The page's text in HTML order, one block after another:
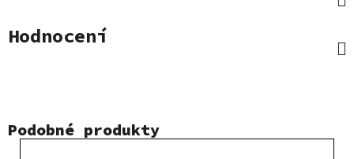
Hodnocení
Podobné produkty